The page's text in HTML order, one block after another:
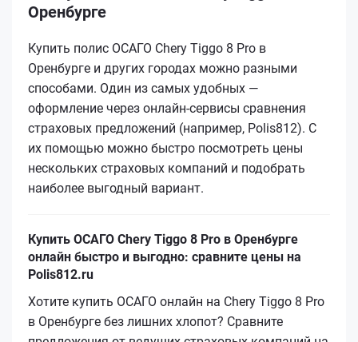
Оренбурге
Купить полис ОСАГО Chery Tiggo 8 Pro в
Оренбурге и других городах можно разными
способами. Один из самых удобных —
оформление через онлайн-сервисы сравнения
страховых предложений (например, Polis812). С
их помощью можно быстро посмотреть цены
нескольких страховых компаний и подобрать
наиболее выгодный вариант.
Купить ОСАГО Chery Tiggo 8 Pro в Оренбурге
онлайн быстро и выгодно: сравните цены на
Polis812.ru
Хотите купить ОСАГО онлайн на Chery Tiggo 8 Pro
в Оренбурге без лишних хлопот? Сравните